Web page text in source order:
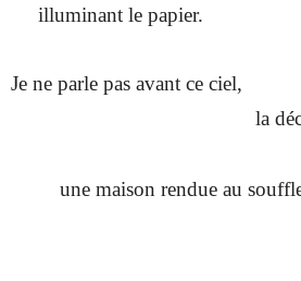
illuminant le papier.
Je ne parle pas avant ce ciel,
la
une maison rendue au